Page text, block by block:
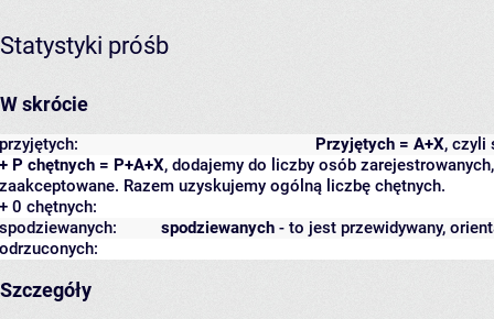
Statystyki próśb
W skrócie
Przyjętych = A+X, czyli
przyjętych:
+ P chętnych = P+A+X, dodajemy do liczby osób
zaakceptowane. Razem uzyskujemy ogólną liczbę chętnych.
+ 0 chętnych:
spodziewanych - to jest przewidywany,
spodziewanych:
odrzuconych:
Szczegóły